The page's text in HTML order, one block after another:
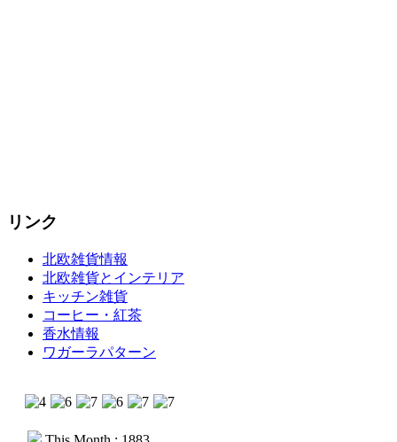
リンク
北欧雑貨情報
北欧雑貨とインテリア
キッチン雑貨
コーヒー・紅茶
香水情報
ワガーラパターン